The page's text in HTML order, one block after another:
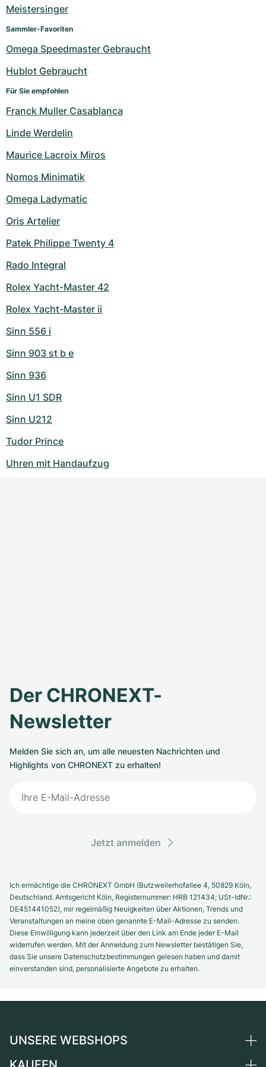
Meistersinger
Sammler-Favoriten
Omega Speedmaster Gebraucht
Hublot Gebraucht
Für Sie empfohlen
Franck Muller Casablanca
Linde Werdelin
Maurice Lacroix Miros
Nomos Minimatik
Omega Ladymatic
Oris Artelier
Patek Philippe Twenty 4
Rado Integral
Rolex Yacht-Master 42
Rolex Yacht-Master ii
Sinn 556 i
Sinn 903 st b e
Sinn 936
Sinn U1 SDR
Sinn U212
Tudor Prince
Uhren mit Handaufzug
Der CHRONEXT-
Newsletter
Melden Sie sich an, um alle neuesten Nachrichten und
Highlights von CHRONEXT zu erhalten!
Jetzt anmelden
Ich ermächtige die CHRONEXT GmbH (Butzweilerhofallee 4, 50829 Köln,
Deutschland. Amtsgericht Köln, Registernummer: HRB 121434; USt-IdNr.:
DE451441052), mir regelmäßig Neuigkeiten über Aktionen, Trends und
Veranstaltungen an meine oben genannte E-Mail-Adresse zu senden.
Diese Einwilligung kann jederzeit über den Link am Ende jeder E-Mail
widerrufen werden. Mit der Anmeldung zum Newsletter bestätigen Sie,
dass Sie unsere Datenschutzbestimmungen gelesen haben und damit
einverstanden sind, personalisierte Angebote zu erhalten.
UNSERE WEBSHOPS
Deutschland